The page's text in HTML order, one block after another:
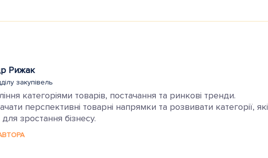
Рижак
закупівель
категоріями товарів, постачання та ринкові тренди.
перспективні товарні напрямки та розвивати категорії, які
зростання бізнесу.